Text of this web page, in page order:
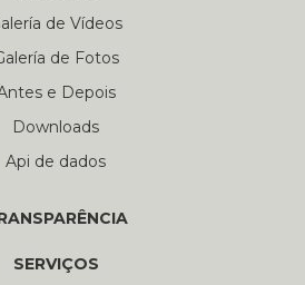
de Vídeos
de Fotos
e Depois
Downloads
Api de dados
SERVIÇOS